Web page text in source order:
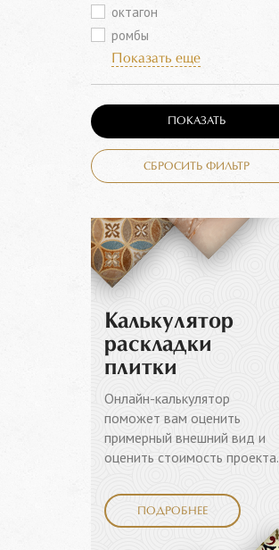
октагон
ромбы
Показать еще
ПОКАЗАТЬ
СБРОСИТЬ ФИЛЬТР
Калькулятор
раскладки
плитки
Онлайн-калькулятор
поможет вам оценить
примерный внешний вид и
оценить стоимость проекта.
ПОДРОБНЕЕ